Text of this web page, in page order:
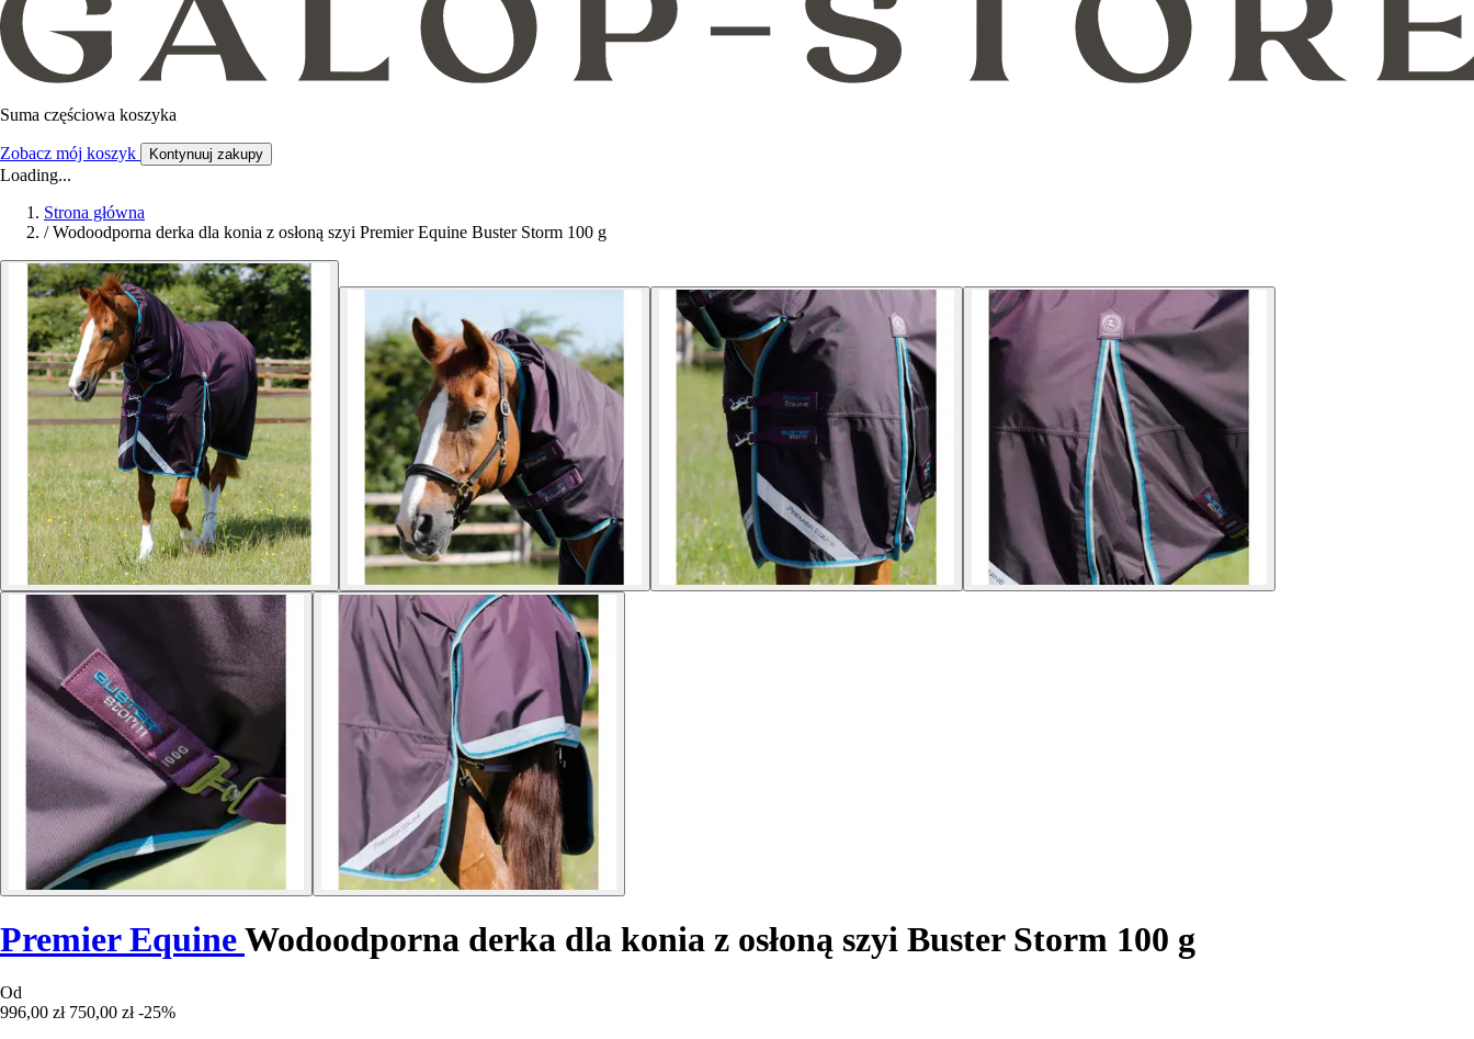
Suma częściowa koszyka
Zobacz mój koszyk Kontynuuj zakupy
Loading...
Strona główna
/ Wodoodporna derka dla konia z osłoną szyi Premier Equine Buster Storm 100 g
Premier EquineWodoodporna derka dla konia z osłoną szyi Buster Storm 100 g
Od
996,00 zł 750,00 zł -25%